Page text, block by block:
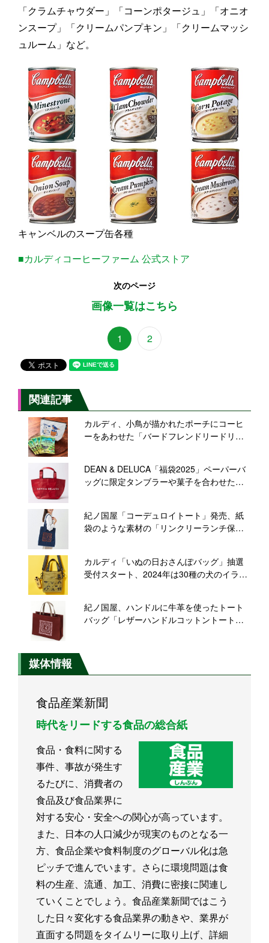
「クラムチャウダー」「コーンポタージュ」「オニオ
ンスープ」「クリームパンプキン」「クリームマッシ
ュルーム」など。
キャンベルのスープ缶各種
■カルディコーヒーファーム 公式ストア
次のページ
画像一覧はこちら
1 2
関連記事
カルディ、小鳥が描かれたポーチにコーヒ
ーをあわせた「バードフレンドリードリッ
DEAN & DELUCA「福袋2025」ペーパーバ
ッグに限定タンブラーや菓子を合わせた福
紀ノ国屋「コーデュロイトート」発売、紙
袋のような素材の「リンクリーランチ保冷
カルディ「いぬの日おさんぽバッグ」抽選
受付スタート、2024年は30種の犬のイラス
ー」をセットに
紀ノ国屋、ハンドルに牛革を使ったトート
バッグ「レザーハンドルコットントート」
媒体情報
食品産業新聞
時代をリードする食品の総合紙
食品・食料に関する
事件、事故が発生す
るたびに、消費者の
食品及び食品業界に
対する安心・安全への関心が高っています。
また、日本の人口減少が現実のものとなる一
方、食品企業や食料制度のグローバル化は急
ピッチで進んでいます。さらに環境問題は食
料の生産、流通、加工、消費に密接に関連し
ていくことでしょう。食品産業新聞ではこう
した日々変化する食品業界の動きや、業界が
直面する問題をタイムリーに取り上げ、詳細